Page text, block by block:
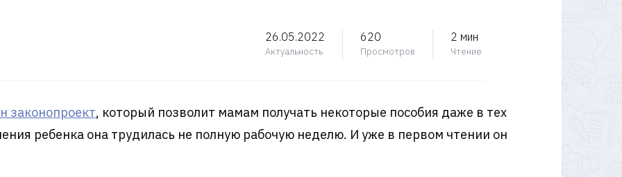
26.05.2022
Актуальность
620
Просмотров
2 мин
Чтение
законопроект, который позволит мамам получать некоторые пособия даже в тех
ребенка она трудилась не полную рабочую неделю. И уже в первом чтении он